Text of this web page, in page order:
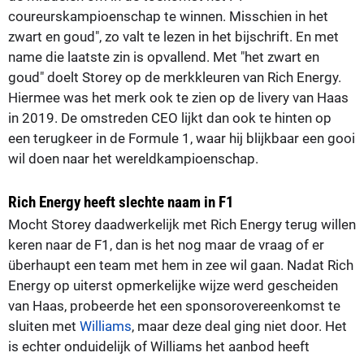
coureurskampioenschap te winnen. Misschien in het
zwart en goud", zo valt te lezen in het bijschrift. En met
name die laatste zin is opvallend. Met "het zwart en
goud" doelt Storey op de merkkleuren van Rich Energy.
Hiermee was het merk ook te zien op de livery van Haas
in 2019. De omstreden CEO lijkt dan ook te hinten op
een terugkeer in de Formule 1, waar hij blijkbaar een gooi
wil doen naar het wereldkampioenschap.
Rich Energy heeft slechte naam in F1
Mocht Storey daadwerkelijk met Rich Energy terug willen
keren naar de F1, dan is het nog maar de vraag of er
überhaupt een team met hem in zee wil gaan. Nadat Rich
Energy op uiterst opmerkelijke wijze werd gescheiden
van Haas, probeerde het een sponsorovereenkomst te
sluiten met Williams, maar deze deal ging niet door. Het
is echter onduidelijk of Williams het aanbod heeft